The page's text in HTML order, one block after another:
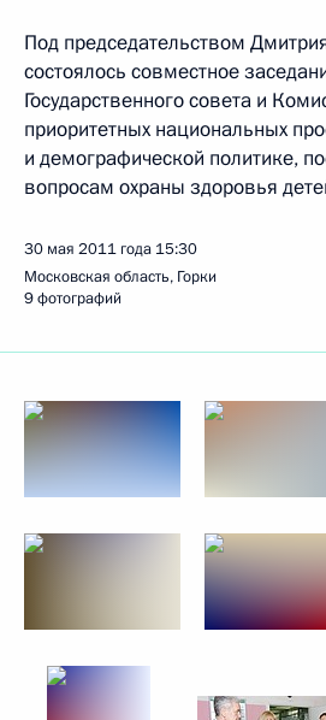
Под председательством
состоялось совместное
Государственного совета и
приоритетных национальных
и демографической политике,
вопросам охраны здоровья
30 мая 2011 года 15:30
Московская область, Горки
9 фотографий